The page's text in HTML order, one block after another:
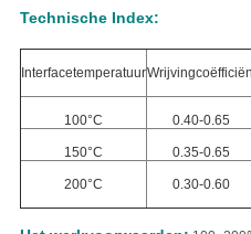
Technische Index:
Interfacetemperatuur
100°C 0.40-0.65
150°C 0.35-0.65
200°C 0.30-0.60